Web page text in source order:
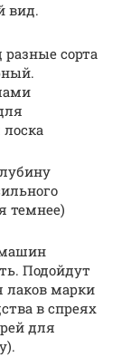
вид.
сорта
темнее)
Подойдут
лаков марки
в спреях
для